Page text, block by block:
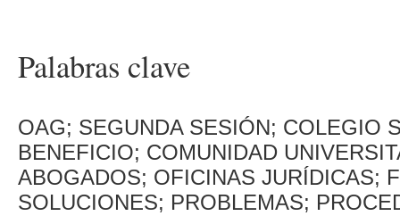
Palabras clave
OAG; SEGUNDA SESIÓN; COLEGIO
BENEFICIO; COMUNIDAD
ABOGADOS; OFICINAS JURÍDICAS;
SOLUCIONES; PROBLEMAS;